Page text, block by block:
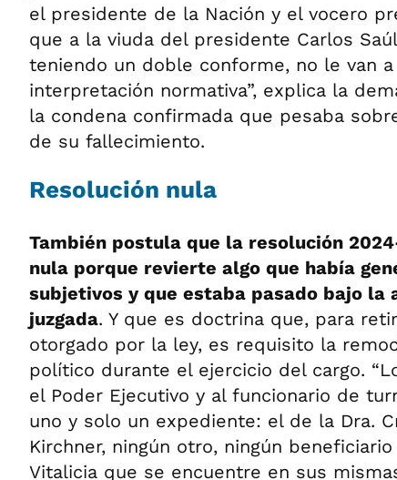
el presidente de la Nación y el vocero
que a la viuda del presidente Carlos
teniendo un doble conforme, no le van
interpretación normativa”, explica la
la condena confirmada que pesaba
de su fallecimiento.
Resolución nula
También postula que la resolución
nula porque revierte algo que había
subjetivos y que estaba pasado bajo la
juzgada. Y que es doctrina que, para
otorgado por la ley, es requisito la
político durante el ejercicio del cargo.
el Poder Ejecutivo y al funcionario de
uno y solo un expediente: el de la Dra.
Kirchner, ningún otro, ningún
Vitalicia que se encuentre en sus